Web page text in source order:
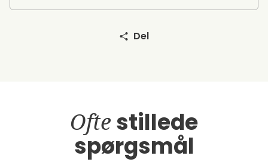
Del
Ofte stillede
spørgsmål